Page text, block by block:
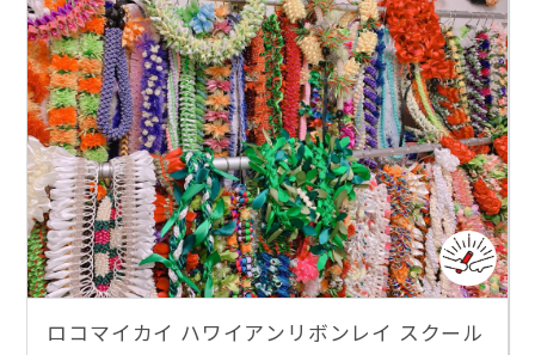
ロコマイカイ ハワイアンリボンレイ スクール